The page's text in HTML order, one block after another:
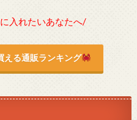
入れたいあなたへ/
える通販ランキング